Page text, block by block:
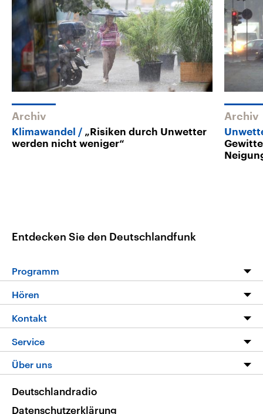
Archiv
Klimawandel
„Risiken durch Unwetter
werden nicht weniger“
Archiv
Entdecken Sie den Deutschlandfunk
Programm
Die Nachrichten
Nachrichtenleicht
Neue Beiträge auf dlf.de
Hören
Livestream
Podcasts
Deutschlandfunk App
Nachrichten App
Frequenzen
Kontakt
Service
FAQ
Veranstaltungen
Über uns
Deutschlandradio
Datenschutzerklärung